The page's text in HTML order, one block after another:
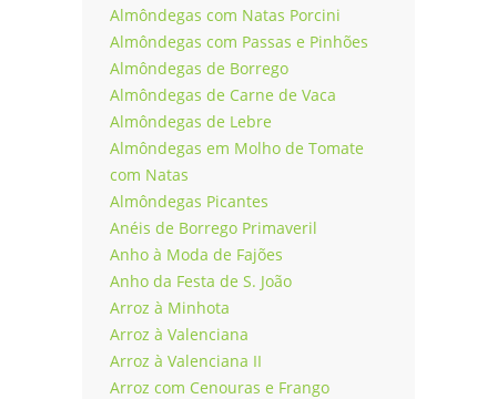
Almôndegas com Natas Porcini
Almôndegas com Passas e Pinhões
Almôndegas de Borrego
Almôndegas de Carne de Vaca
Almôndegas de Lebre
Almôndegas em Molho de Tomate
com Natas
Almôndegas Picantes
Anéis de Borrego Primaveril
Anho à Moda de Fajões
Anho da Festa de S. João
Arroz à Minhota
Arroz à Valenciana
Arroz à Valenciana II
Arroz com Cenouras e Frango